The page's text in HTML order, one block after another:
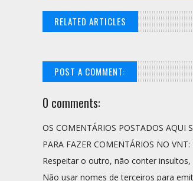
RELATED ARTICLES
POST A COMMENT:
0 comments:
OS COMENTÁRIOS POSTADOS AQUI
PARA FAZER COMENTÁRIOS NO VNT:
Respeitar o outro, não conter
Não usar nomes de terceiros para